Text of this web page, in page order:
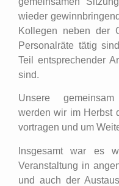
wieder
Kollegen neben der
Personalräte tätig
Teil entsprechender
sind.
Unsere
werden wir im Herbst
vortragen und um
Insgesamt war es
Veranstaltung in
und auch der